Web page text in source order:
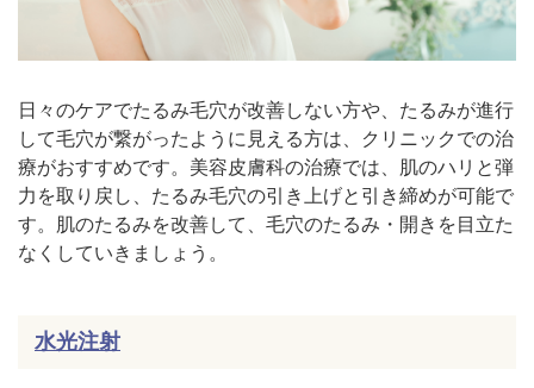
日々のケアでたるみ毛穴が改善しない方や、たるみが進行
して毛穴が繋がったように見える方は、クリニックでの治
療がおすすめです。美容皮膚科の治療では、肌のハリと弾
力を取り戻し、たるみ毛穴の引き上げと引き締めが可能で
す。肌のたるみを改善して、毛穴のたるみ・開きを目立た
なくしていきましょう。
水光注射